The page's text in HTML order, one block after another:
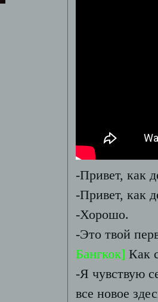
-Привет, как
-Привет, как
-Хорошо.
-Это твой
Бангкок]Как
-Я чувствую
все новое